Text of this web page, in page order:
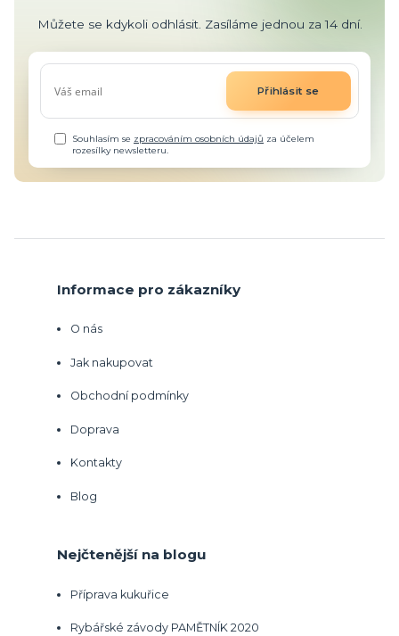
Můžete se kdykoli odhlásit. Zasíláme jednou za 14 dní.
Přihlásit se
Souhlasím se zpracováním osobních údajů za účelem
rozesílky newsletteru.
Informace pro zákazníky
O nás
Jak nakupovat
Obchodní podmínky
Doprava
Kontakty
Blog
Nejčtenější na blogu
Příprava kukuřice
Rybářské závody PAMĚTNÍK 2020